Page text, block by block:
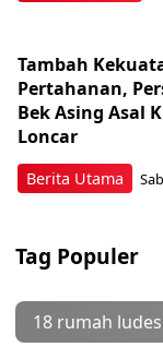
Berita Utama
Tambah
Pertahanan,
Bek Asing Asal
Loncar
Tag Populer
18 rumah ludes